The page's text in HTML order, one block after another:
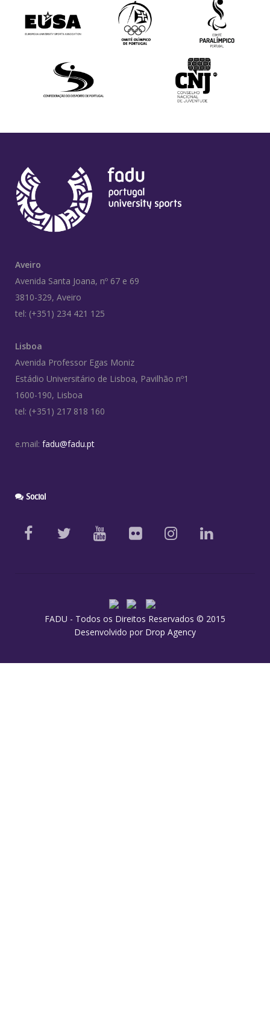
Aveiro
Avenida Santa Joana, nº 67 e 69
3810-329, Aveiro
tel: (+351) 234 421 125
Lisboa
Avenida Professor Egas Moniz
Estádio Universitário de Lisboa, Pavilhão nº1
1600-190, Lisboa
tel: (+351) 217 818 160
e.mail: fadu@fadu.pt
Social
FADU - Todos os Direitos Reservados © 2015
Desenvolvido por Drop Agency